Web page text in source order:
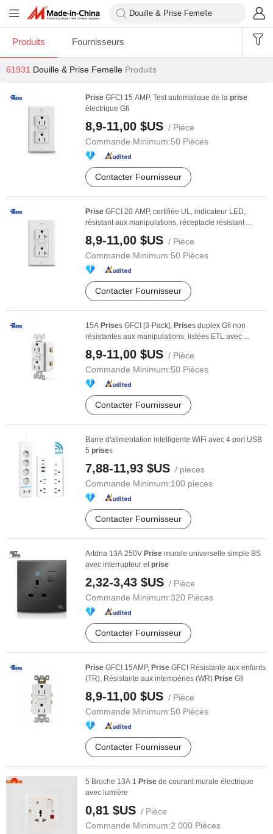
Produits Fournisseurs
61931 Douille & Prise Femelle Produits
Prise GFCI 15 AMP, Test automatique de la prise
électrique Gfi
8,9-11,00 $US / Pièce
Commande Minimum:50 Pièces
Contacter Fournisseur
Prise GFCI 20 AMP, certifiée UL, indicateur LED,
résistant aux manipulations, réceptacle résistant ...
8,9-11,00 $US / Pièce
Commande Minimum:50 Pièces
Contacter Fournisseur
15A Prises GFCI [3-Pack], Prises duplex Gfi non
résistantes aux manipulations, listées ETL avec ...
8,9-11,00 $US / Pièce
Commande Minimum:50 Pièces
Contacter Fournisseur
Barre d'alimentation intelligente WiFi avec 4 port USB
5 prises
7,88-11,93 $US / pieces
Commande Minimum:100 pieces
Contacter Fournisseur
Artdna 13A 250V Prise murale universelle simple BS
avec interrupteur etprise
2,32-3,43 $US / Pièce
Commande Minimum:320 Pièces
Contacter Fournisseur
Prise GFCI 15AMP, Prise GFCI Résistante aux enfants
(TR), Résistante aux intempéries (WR) Prise Gfi
8,9-11,00 $US / Pièce
Commande Minimum:50 Pièces
Contacter Fournisseur
5 Broche 13A 1 Prise de courant murale électrique
avec lumière
0,81 $US / Pièce
Commande Minimum:2 000 Pièces